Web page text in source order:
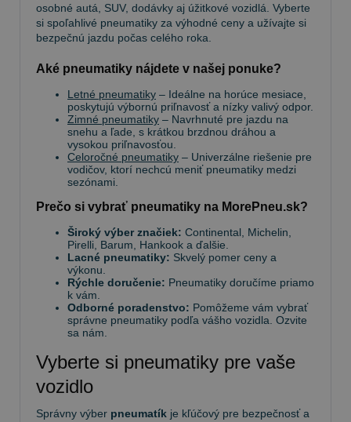
osobné autá, SUV, dodávky aj úžitkové vozidlá. Vyberte
si spoľahlivé pneumatiky za výhodné ceny a užívajte si
bezpečnú jazdu počas celého roka.
Aké pneumatiky nájdete v našej ponuke?
Letné pneumatiky – Ideálne na horúce mesiace,
poskytujú výbornú priľnavosť a nízky valivý odpor.
Zimné pneumatiky – Navrhnuté pre jazdu na
snehu a ľade, s krátkou brzdnou dráhou a
vysokou priľnavosťou.
Celoročné pneumatiky – Univerzálne riešenie pre
vodičov, ktorí nechcú meniť pneumatiky medzi
sezónami.
Prečo si vybrať pneumatiky na MorePneu.sk?
Široký výber značiek: Continental, Michelin,
Pirelli, Barum, Hankook a ďalšie.
Lacné pneumatiky: Skvelý pomer ceny a
výkonu.
Rýchle doručenie: Pneumatiky doručíme priamo
k vám.
Odborné poradenstvo: Pomôžeme vám vybrať
správne pneumatiky podľa vášho vozidla. Ozvite
sa nám.
Vyberte si pneumatiky pre vaše
vozidlo
Správny výber pneumatík je kľúčový pre bezpečnosť a